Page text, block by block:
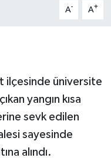
A- A+
ilçesinde üniversite
yangın kısa
sevk edilen
sayesinde
alındı.